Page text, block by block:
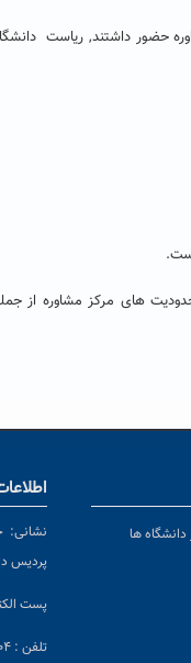
حضور داشتند, ریاست
های مرکز مشاوره از
ها
نشانی:
پردیس
پست
تلفن : ۴۴۴۱۰۱۰۴ -۰۵۱